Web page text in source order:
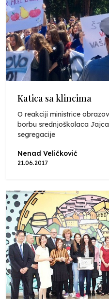
Katica sa klincima
O reakciji ministrice
borbu srednjoškolaca
segregacije
Nenad Veličković
21.06.2017